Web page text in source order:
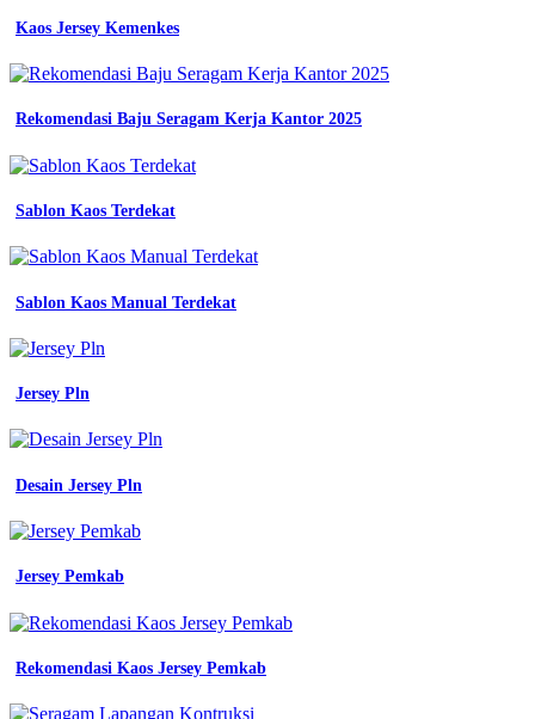
wanita
lengan
seragam
tactical
jual
kemeja
pdh
pdl
pria
wanita
lapangan
panjang
kerja
kantor
seragam
di
baju
engineering
baju
seragam
kerja
Kaos Jersey Kemenkes
Rekomendasi Baju Seragam Kerja Kantor 2025
Sablon Kaos Terdekat
Sablon Kaos Manual Terdekat
Jersey Pln
Desain Jersey Pln
Jersey Pemkab
Rekomendasi Kaos Jersey Pemkab